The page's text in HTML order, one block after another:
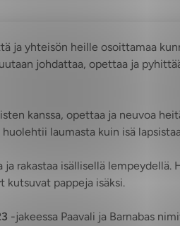
ja yhteisön heille osoittamaa
johdattaa, opettaa ja
kanssa, opettaa ja neuvoa
laumasta kuin isä
rakastaa isällisellä lempeydellä.
kutsuvat pappeja isäksi.
-jakeessa Paavali ja Barnabas